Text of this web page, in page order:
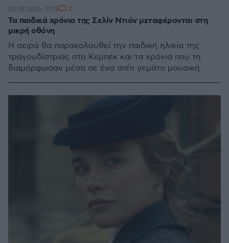
Τα παιδικά χρόνια της Σελίν Ντιόν μεταφέρονται στη
μικρή οθόνη
Η σειρά θα παρακολουθεί την παιδική ηλικία της
τραγουδίστριας στο Κεμπέκ και τα χρόνια που τη
διαμόρφωσαν μέσα σε ένα σπίτι γεμάτο μουσική
28.05.2026, 17:13 2